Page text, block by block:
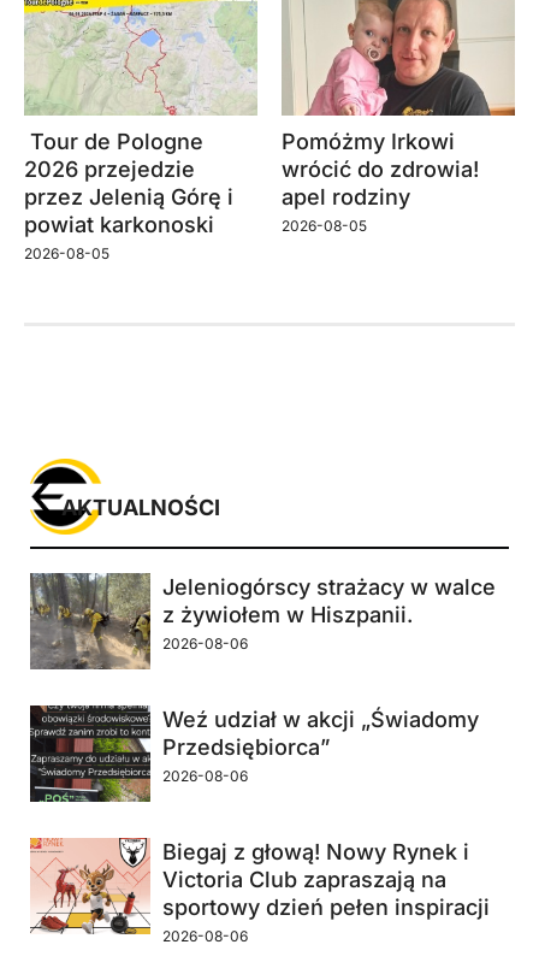
Tour de Pologne
2026 przejedzie
przez Jelenią Górę i
powiat karkonoski
2026-08-05
Pomóżmy Irkowi
wrócić do zdrowia!
apel rodziny
2026-08-05
Jeleniogórscy strażacy w walce
z żywiołem w Hiszpanii.
2026-08-06
Weź udział w akcji „Świadomy
Przedsiębiorca”
2026-08-06
Biegaj z głową! Nowy Rynek i
Victoria Club zapraszają na
sportowy dzień pełen inspiracji
2026-08-06
AKTUALNOŚCI